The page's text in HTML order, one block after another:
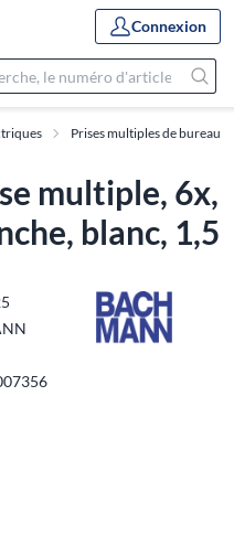
Connexion
Prises multiples de bureau
multiple, 6x,
blanc, 1,5